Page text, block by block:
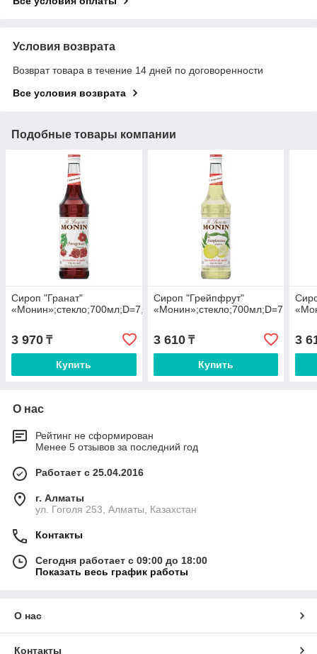
Условия возврата
Возврат товара в течение 14 дней по договоренности
Все условия возврата
Подобные товары компании
Сироп "Гранат"
«Монин»;стекло;700мл;D=7,H=31см
3 970 ₸
Купить
Сироп "Грейпфрут"
3 610₸
Купить
3
О нас
Рейтинг не сформирован
Менее 5 отзывов за последний год
Работает с 25.04.2016
г. Алматы
ул. Гоголя 253, Алматы, Казахстан
Контакты
Сегодня работает с 09:00 до 18:00
Показать весь график работы
О нас
Контакты